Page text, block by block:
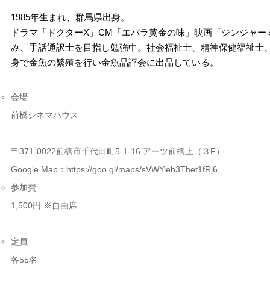
1985年生まれ、群馬県出身。
ドラマ「ドクターX」CM「エバラ黄金の味」映画「ジンジャ
み、手話通訳士を目指し勉強中。社会福祉士、精神保健福祉
身で金魚の繁殖を行い金魚品評会に出品している。
会場
前橋シネマハウス
〒371-0022前橋市千代田町5-1-16 アーツ前橋上（３F）
Google Map：https://goo.gl/maps/sVWYieh3Thet1fRj6
参加費
1,500円 ※自由席
定員
各55名